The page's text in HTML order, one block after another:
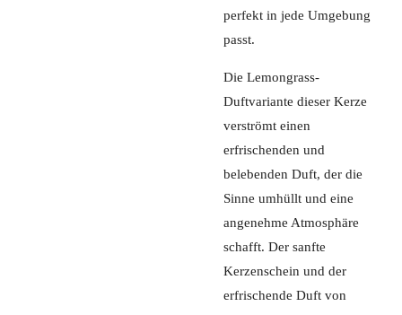
perfekt in jede Umgebung
passt.
Die Lemongrass-
Duftvariante dieser Kerze
verströmt einen
erfrischenden und
belebenden Duft, der die
Sinne umhüllt und eine
angenehme Atmosphäre
schafft. Der sanfte
Kerzenschein und der
erfrischende Duft von